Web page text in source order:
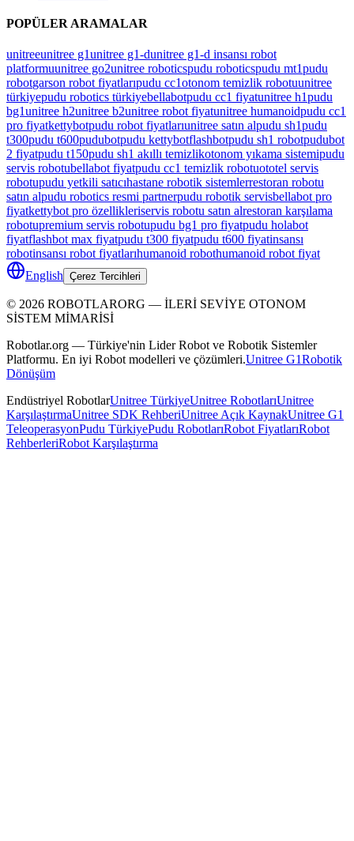
POPÜLER ARAMALAR
unitreeunitree g1unitree g1-dunitree g1-d insansı robot
platformuunitree go2unitree roboticspudu roboticspudu mt1pudu
robotgarson robot fiyatlarıpudu cc1otonom temizlik robotuunitree
türkiyepudu robotics türkiyebellabotpudu cc1 fiyatunitree h1pudu
bg1unitree h2unitree b2unitree robot fiyatunitree humanoidpudu cc1
pro fiyatkettybotpudu robot fiyatlarıunitree satın alpudu sh1pudu
t300pudu t600pudubotpudu kettybotflashbotpudu sh1 robotpudubot
2 fiyatpudu t150pudu sh1 akıllı temizlikotonom yıkama sistemipudu
servis robotubellabot fiyatpudu cc1 temizlik robotuototel servis
robotupudu yetkili satıcıhastane robotik sistemlerrestoran robotu
satın alpudu robotics resmi partnerpudu robotik servisbellabot pro
fiyatkettybot pro özellikleriservis robotu satın alrestoran karşılama
robotupremium servis robotupudu bg1 pro fiyatpudu holabot
fiyatflashbot max fiyatpudu t300 fiyatpudu t600 fiyatinsansı
robotinsansı robot fiyatlarıhumanoid robothumanoid robot fiyat
English Çerez Tercihleri
© 2026 ROBOTLARORG — İLERİ SEVİYE OTONOM
SİSTEM MİMARİSİ
Robotlar.org — Türkiye'nin Lider Robot ve Robotik Sistemler
Platformu. En iyi Robot modelleri ve çözümleri.Unitree G1Robotik
Dönüşüm
Endüstriyel RobotlarUnitree TürkiyeUnitree RobotlarıUnitree
KarşılaştırmaUnitree SDK RehberiUnitree Açık KaynakUnitree G1
TeleoperasyonPudu TürkiyePudu RobotlarıRobot FiyatlarıRobot
RehberleriRobot Karşılaştırma